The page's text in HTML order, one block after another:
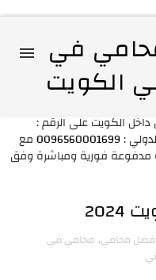
في
الكويت
الكويت على الرقم :
:
0096560001699مع
مدفوعة فورية ومباشرة وفق
افضل محامي, محامي في